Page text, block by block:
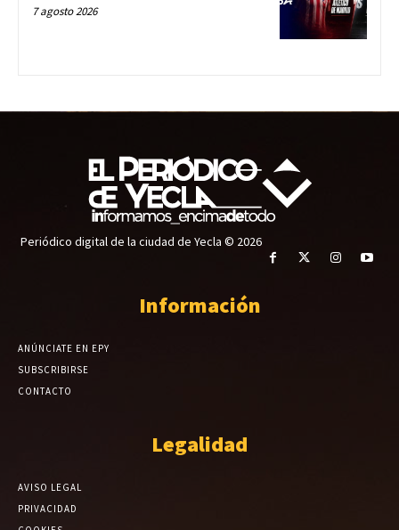
7 agosto 2026
Periódico digital de la ciudad de Yecla © 2026
Información
ANÚNCIATE EN EPY
SUBSCRIBIRSE
CONTACTO
Legalidad
AVISO LEGAL
PRIVACIDAD